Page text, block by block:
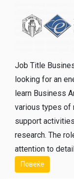
Job Title
looking for an
learn Business
various types of
support
research. The
attention to
Повеќе